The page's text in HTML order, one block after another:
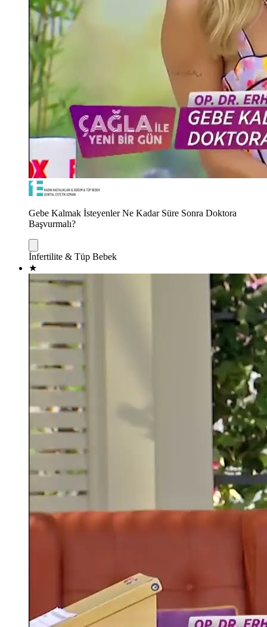
Gebe Kalmak İsteyenler Ne Kadar Süre Sonra Doktora
Başvurmalı?
İnfertilite & Tüp Bebek
★